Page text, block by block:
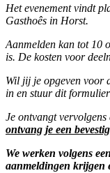
Het evenement vindt
Gasthoês in Horst.
Aanmelden kan tot 10
is. De kosten voor
Wil jij je opgeven voor
in en stuur dit
Je ontvangt vervolgens
ontvang je een
We werken volgens
aanmeldingen krijgen